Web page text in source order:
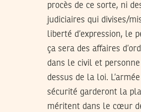
procès de ce sorte, ni
judiciaires qui divises/
liberté d’expression, le
ça sera des affaires
dans le civil et
dessus de la loi.
sécurité garderont la
méritent dans le cœur